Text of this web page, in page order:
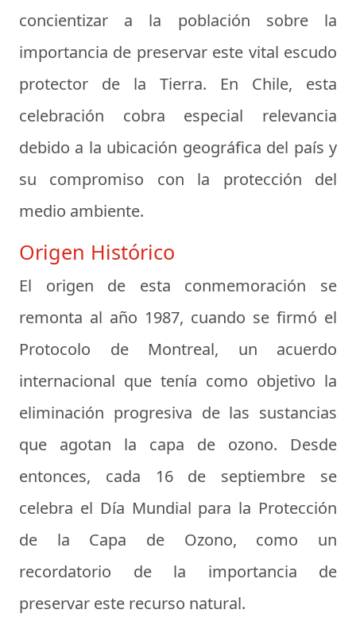
concientizar a la población sobre la
importancia de preservar este vital escudo
protector de la Tierra. En Chile, esta
celebración cobra especial relevancia
debido a la ubicación geográfica del país y
su compromiso con la protección del
medio ambiente.
Origen Histórico
El origen de esta conmemoración se
remonta al año 1987, cuando se firmó el
Protocolo de Montreal, un acuerdo
internacional que tenía como objetivo la
eliminación progresiva de las sustancias
que agotan la capa de ozono. Desde
entonces, cada 16 de septiembre se
celebra el Día Mundial para la Protección
de la Capa de Ozono, como un
recordatorio de la importancia de
preservar este recurso natural.